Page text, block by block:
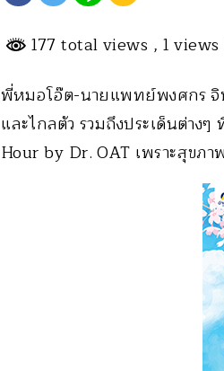
177 total views , 1
พี่หมอโอ๊ต-นายแพทย์พงศกร จิ
และไกลตัว รวมถึงประเด็นต่าง
Hour by Dr. OAT เพราะสุขภ